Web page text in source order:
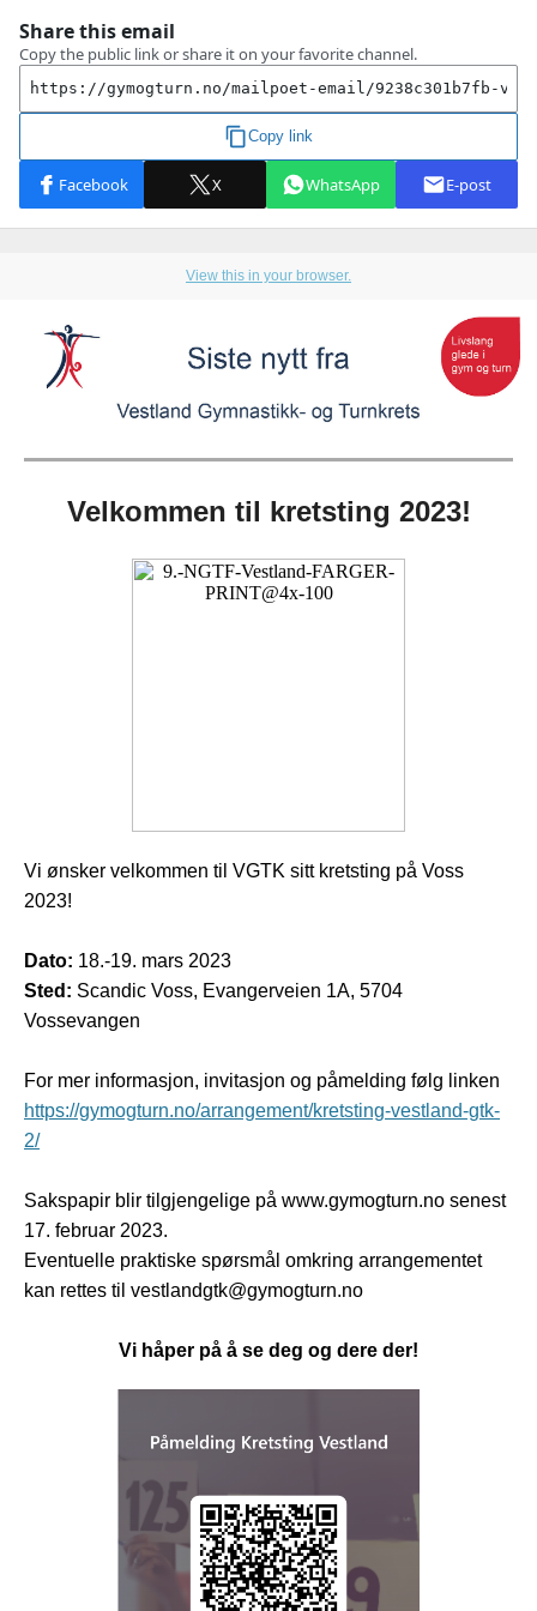
View this in your browser.
Velkommen til kretsting 2023!
Vi ønsker velkommen til VGTK sitt kretsting på Voss
2023!
Dato: 18.-19. mars 2023
Sted: Scandic Voss, Evangerveien 1A, 5704
Vossevangen
For mer informasjon, invitasjon og påmelding følg linken
https://gymogturn.no/arrangement/kretsting-vestland-gtk-
2/
Sakspapir blir tilgjengelige på www.gymogturn.no senest
17. februar 2023.
Eventuelle praktiske spørsmål omkring arrangementet
kan rettes til vestlandgtk@gymogturn.no
Vi håper på å se deg og dere der!